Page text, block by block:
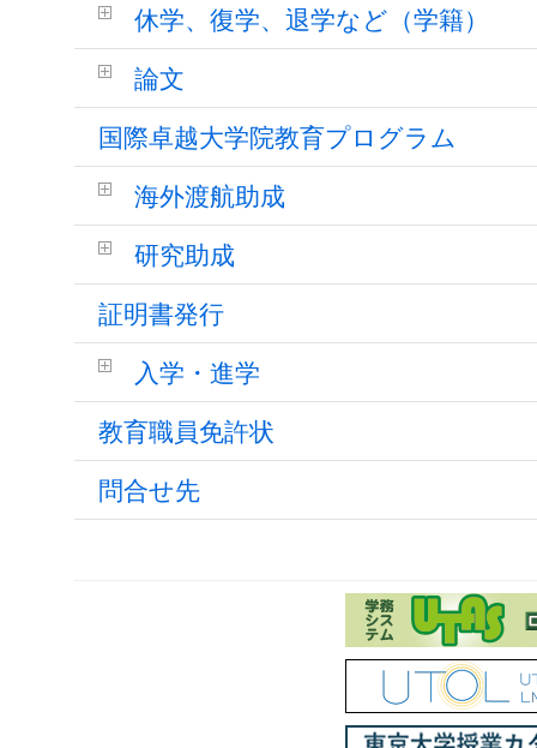
休学、復学、退学など（学籍）
論文
国際卓越大学院教育プログラム
海外渡航助成
研究助成
証明書発行
入学・進学
教育職員免許状
問合せ先